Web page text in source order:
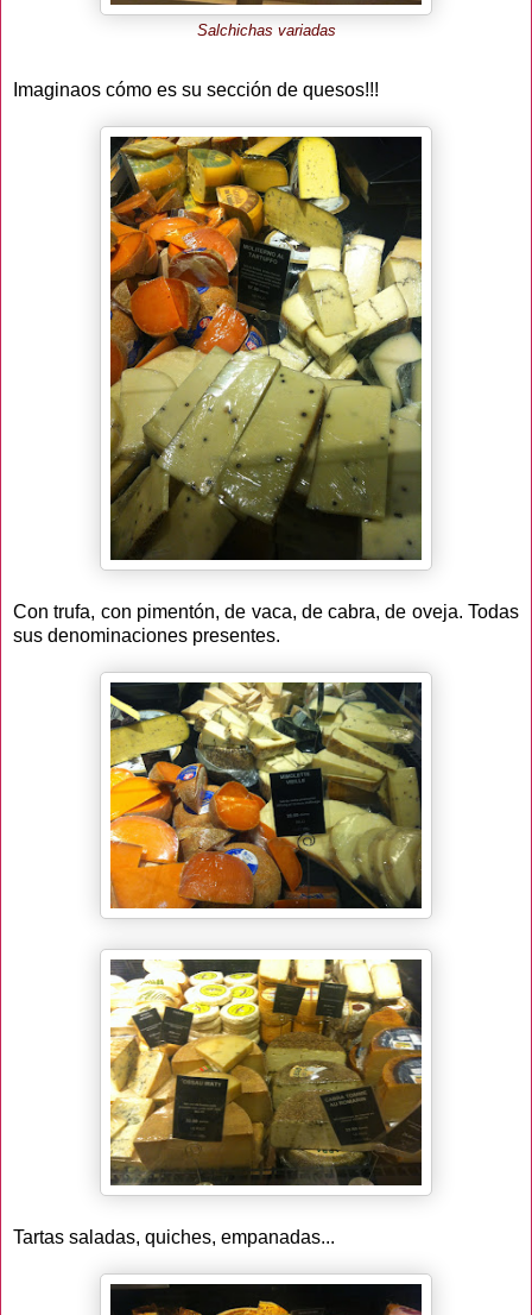
Salchichas variadas
Imaginaos cómo es su sección de quesos!!!
Con trufa, con pimentón, de vaca, de cabra, de oveja. Todas
sus denominaciones presentes.
Tartas saladas, quiches, empanadas...